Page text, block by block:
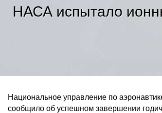
НАСА испытало
Национальное управление по
сообщило об успешном завершении